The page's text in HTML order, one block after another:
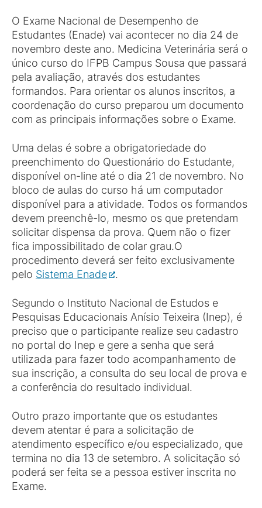
O Exame Nacional de Desempenho de
Estudantes (Enade) vai acontecer no dia 24 de
novembro deste ano. Medicina Veterinária será o
único curso do IFPB Campus Sousa que passará
pela avaliação, através dos estudantes
formandos. Para orientar os alunos inscritos, a
coordenação do curso preparou um documento
com as principais informações sobre o Exame.
Uma delas é sobre a obrigatoriedade do
preenchimento do Questionário do Estudante,
disponível on-line até o dia 21 de novembro. No
bloco de aulas do curso há um computador
disponível para a atividade. Todos os formandos
devem preenchê-lo, mesmo os que pretendam
solicitar dispensa da prova. Quem não o fizer
fica impossibilitado de colar grau.O
procedimento deverá ser feito exclusivamente
pelo Sistema Enade .
Segundo o Instituto Nacional de Estudos e
Pesquisas Educacionais Anísio Teixeira (Inep), é
preciso que o participante realize seu cadastro
no portal do Inep e gere a senha que será
utilizada para fazer todo acompanhamento de
sua inscrição, a consulta do seu local de prova e
a conferência do resultado individual.
Outro prazo importante que os estudantes
devem atentar é para a solicitação de
atendimento específico e/ou especializado, que
termina no dia 13 de setembro. A solicitação só
poderá ser feita se a pessoa estiver inscrita no
Exame.